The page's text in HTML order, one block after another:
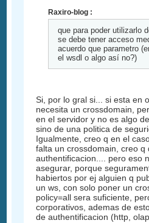
Raxiro-blog :
que para poder utilizarlo
se debe tener acceso
acuerdo que parametro
el wsdl o algo así no?)
Si, por lo gral si... si esta en
necesita un crossdomain,
en el servidor y no es algo
sino de una politica de
Igualmente, creo q en el
falta un crossdomain, creo q
authentificacion.... pero eso
asegurar, porque
habiertos por ej alguien q
un ws, con solo poner un
policy=all sera suficiente,
corporativos, ademas de
de authentificacion (http,